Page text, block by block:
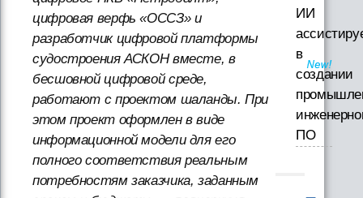
цифровая верфь «ОССЗ» и
разработчик цифровой платформы
судостроения АСКОН вместе, в
бесшовной цифровой среде,
работают с проектом шаланды. При
этом проект оформлен в виде
информационной модели для его
полного соответствия реальным
потребностям заказчика, заданным
ИИ
в
создании
ПО